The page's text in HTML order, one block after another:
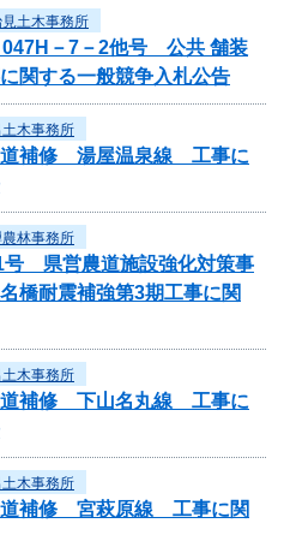
見土木事務所
047H－7－2他号 公共 舗装
関する一般競争入札公告
木事務所
道補修 湯屋温泉線 工事に
林事務所
号 県営農道施設強化対策事
耐震補強第3期工事に関
木事務所
道補修 下山名丸線 工事に
木事務所
道補修 宮萩原線 工事に関